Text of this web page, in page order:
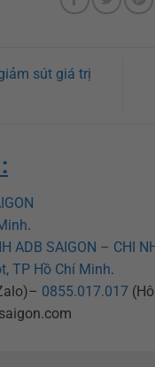
sút giá trị
.
ADB SAIGON – CHI
TP Hồ Chí Minh.
0855.017.017